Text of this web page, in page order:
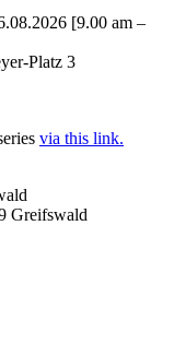
[9.00 am –
Platz 3
via this link.
Greifswald